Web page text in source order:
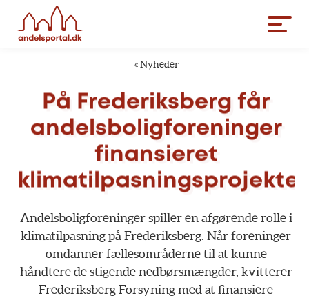
« Nyheder
På Frederiksberg får
andelsboligforeninger
finansieret
klimatilpasningsprojekter
Andelsboligforeninger spiller en afgørende rolle i
klimatilpasning på Frederiksberg. Når foreninger
omdanner fællesområderne til at kunne
håndtere de stigende nedbørsmængder, kvitterer
Frederiksberg Forsyning med at finansiere